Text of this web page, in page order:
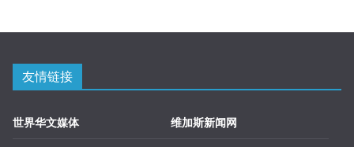
友情链接
世界华文媒体 维加斯新闻网